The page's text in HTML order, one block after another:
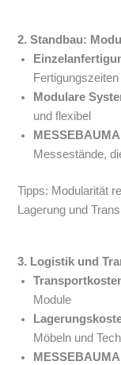
2. Standbau:
Fertigungszeiten
Modulare
und flexibel
Messestände,
Tipps: Modularität
Lagerung und
3. Logistik und
Module
Möbeln und